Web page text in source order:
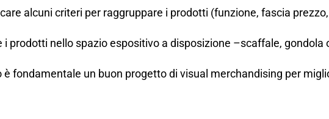
alcuni criteri per raggruppare i prodotti (funzione, fascia
i prodotti nello spazio espositivo a disposizione –scaffale, gondola
è fondamentale un buon progetto di visual merchandising per